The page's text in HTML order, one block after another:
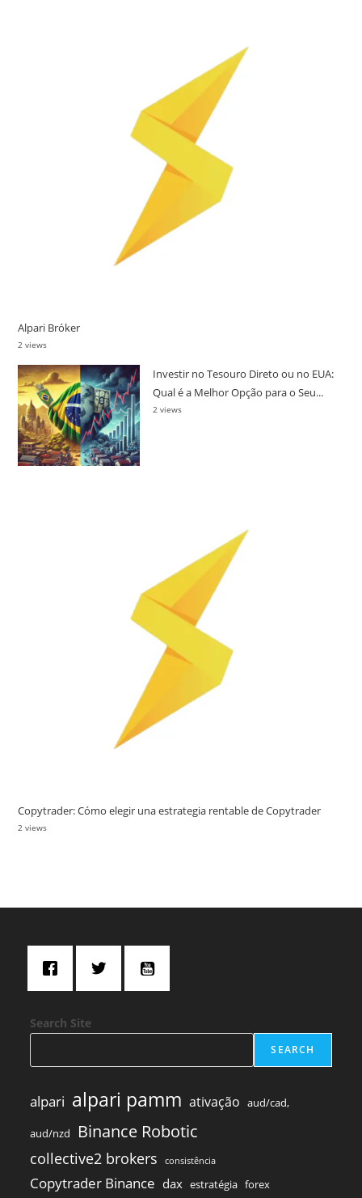
Alpari Bróker
2 views
Investir no Tesouro Direto ou no EUA:
Qual é a Melhor Opção para o Seu...
2 views
Copytrader: Cómo elegir una estrategia rentable de Copytrader
2 views
Search Site
SEARCH
alpari alpari pamm ativação aud/cad,
aud/nzd Binance Robotic
collective2 brokers consistência
Copytrader Binance dax estratégia forex